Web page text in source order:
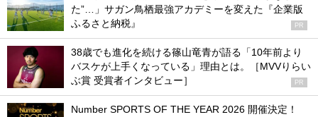
た”…」サガン鳥栖最強アカデミーを変えた『企業版
ふるさと納税』
PR
38歳でも進化を続ける篠山竜青が語る「10年前より
バスケが上手くなっている」理由とは。［MVVりらい
ぶ賞 受賞者インタビュー］
PR
Number SPORTS OF THE YEAR 2026 開催決定！